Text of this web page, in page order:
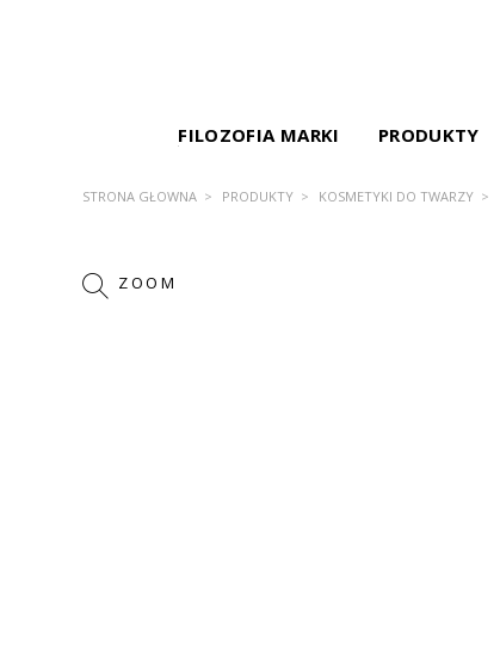
FILOZOFIA MARKI PRODUKTY
STRONA GŁÓWNA PRODUKTY KOSMETYKI DO TWARZY
ZOOM